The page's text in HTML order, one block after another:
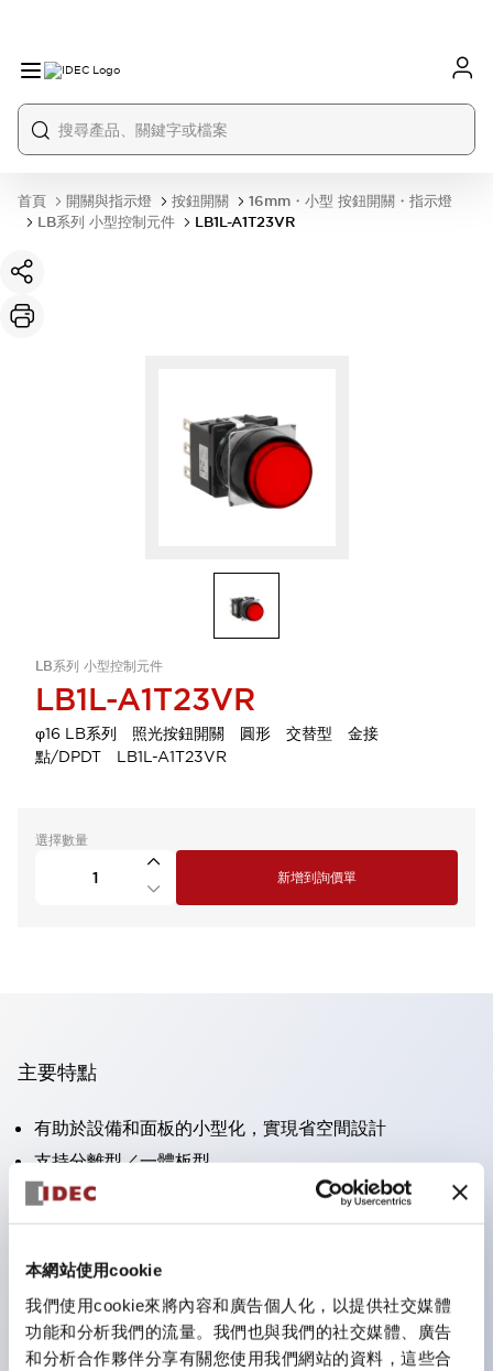
本網站使用cookie
我們使用cookie來將內容和廣告個人化，以提供社交媒體
功能和分析我們的流量。我們也與我們的社交媒體、廣告
和分析合作夥伴分享有關您使用我們網站的資料，這些合
首頁 開關與指示燈 按鈕開關
16mm・小型 按鈕開關・指示燈
LB系列 小型控制元件
LB1L-A1T23VR
LB系列 小型控制元件
LB1L-A1T23VR
φ16 LB系列 照光按鈕開關 圓形 交替型 金接
點/DPDT LB1L-A1T23VR
選擇數量
新增到詢價單
主要特點
有助於設備和面板的小型化，實現省空間設計
支持分離型／一體板型
豐富的顏色變化
也提供可標記的照光鏡片類型（非照光）
提供2檔、3檔、照光型、帶鎖選擇開關以及蜂鳴器、撥
桿開關等
優異的防水性能。保護結構IP65
按鈕開關、選擇開關、帶鎖選擇開關最大支持3c接點。